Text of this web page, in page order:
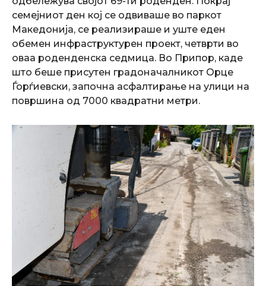
семејниот ден кој се одвиваше во паркот
Македонија, се реализираше и уште еден
обемен инфраструктурен проект, четврти во
оваа роденденска седмица. Во Припор, каде
што беше присутен градоначалникот Орце
Ѓорѓиевски, започна асфалтирање на улици на
површина од 7000 квадратни метри.